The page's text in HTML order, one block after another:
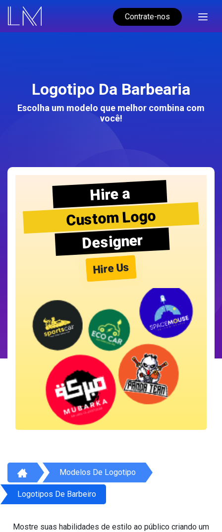
Contrate-nos
Logotipo Da Barbearia
Escolha um modelo que melhor combina com
você!
Hire a
Custom Logo
Designer
Hire Us
Modelos De Logotipo
Logotipos De Barbeiro
Mostre suas habilidades de estilo ao público criando um